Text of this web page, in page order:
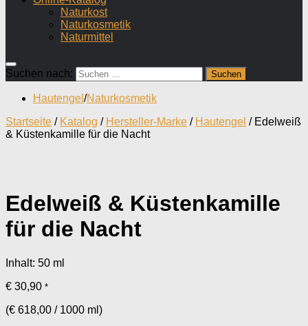
Naturkost
Naturkosmetik
Naturmittel
Suchen nach:
Hautengel /Naturkosmetik
Startseite / Katalog / Hersteller-Marke / Hautengel / Edelweiß
& Küstenkamille für die Nacht
Edelweiß & Küstenkamille
für die Nacht
Inhalt: 50 ml
€ 30,90 *
(€ 618,00 / 1000 ml )